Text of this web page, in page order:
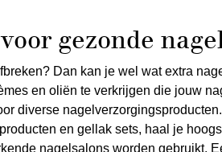
gezonde
Dan kan je wel wat extra
en oliën te verkrijgen die jouw
diverse
en gellak sets, haal je
nagelsalons worden gebruikt.